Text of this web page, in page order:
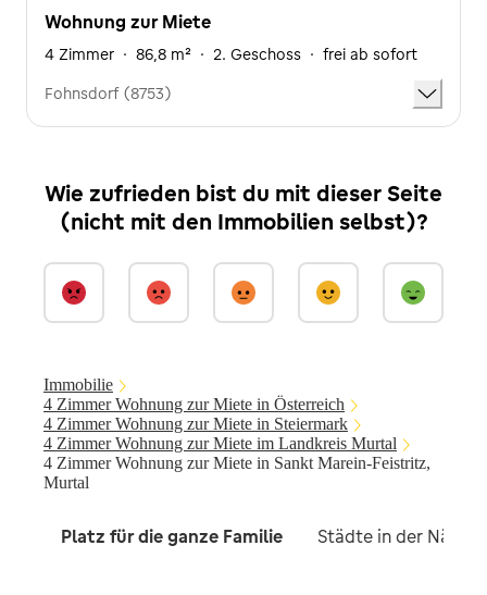
Wohnung zur Miete
4 Zimmer · 86,8 m² · 2. Geschoss · frei ab sofort
Fohnsdorf (8753)
Wie zufrieden bist du mit dieser Seite
(nicht mit den Immobilien selbst)?
Immobilie
4 Zimmer Wohnung zur Miete in Österreich
4 Zimmer Wohnung zur Miete in Steiermark
4 Zimmer Wohnung zur Miete im Landkreis Murtal
4 Zimmer Wohnung zur Miete in Sankt Marein-Feistritz,
Murtal
Platz für die ganze Familie Städte in der Nähe